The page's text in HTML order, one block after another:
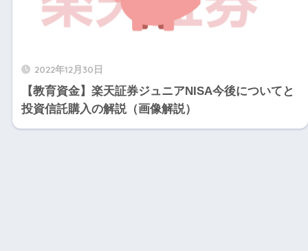
2022年12月30日
【教育資金】楽天証券ジュニアNISA今後についてと
投資信託購入の解説（画像解説）